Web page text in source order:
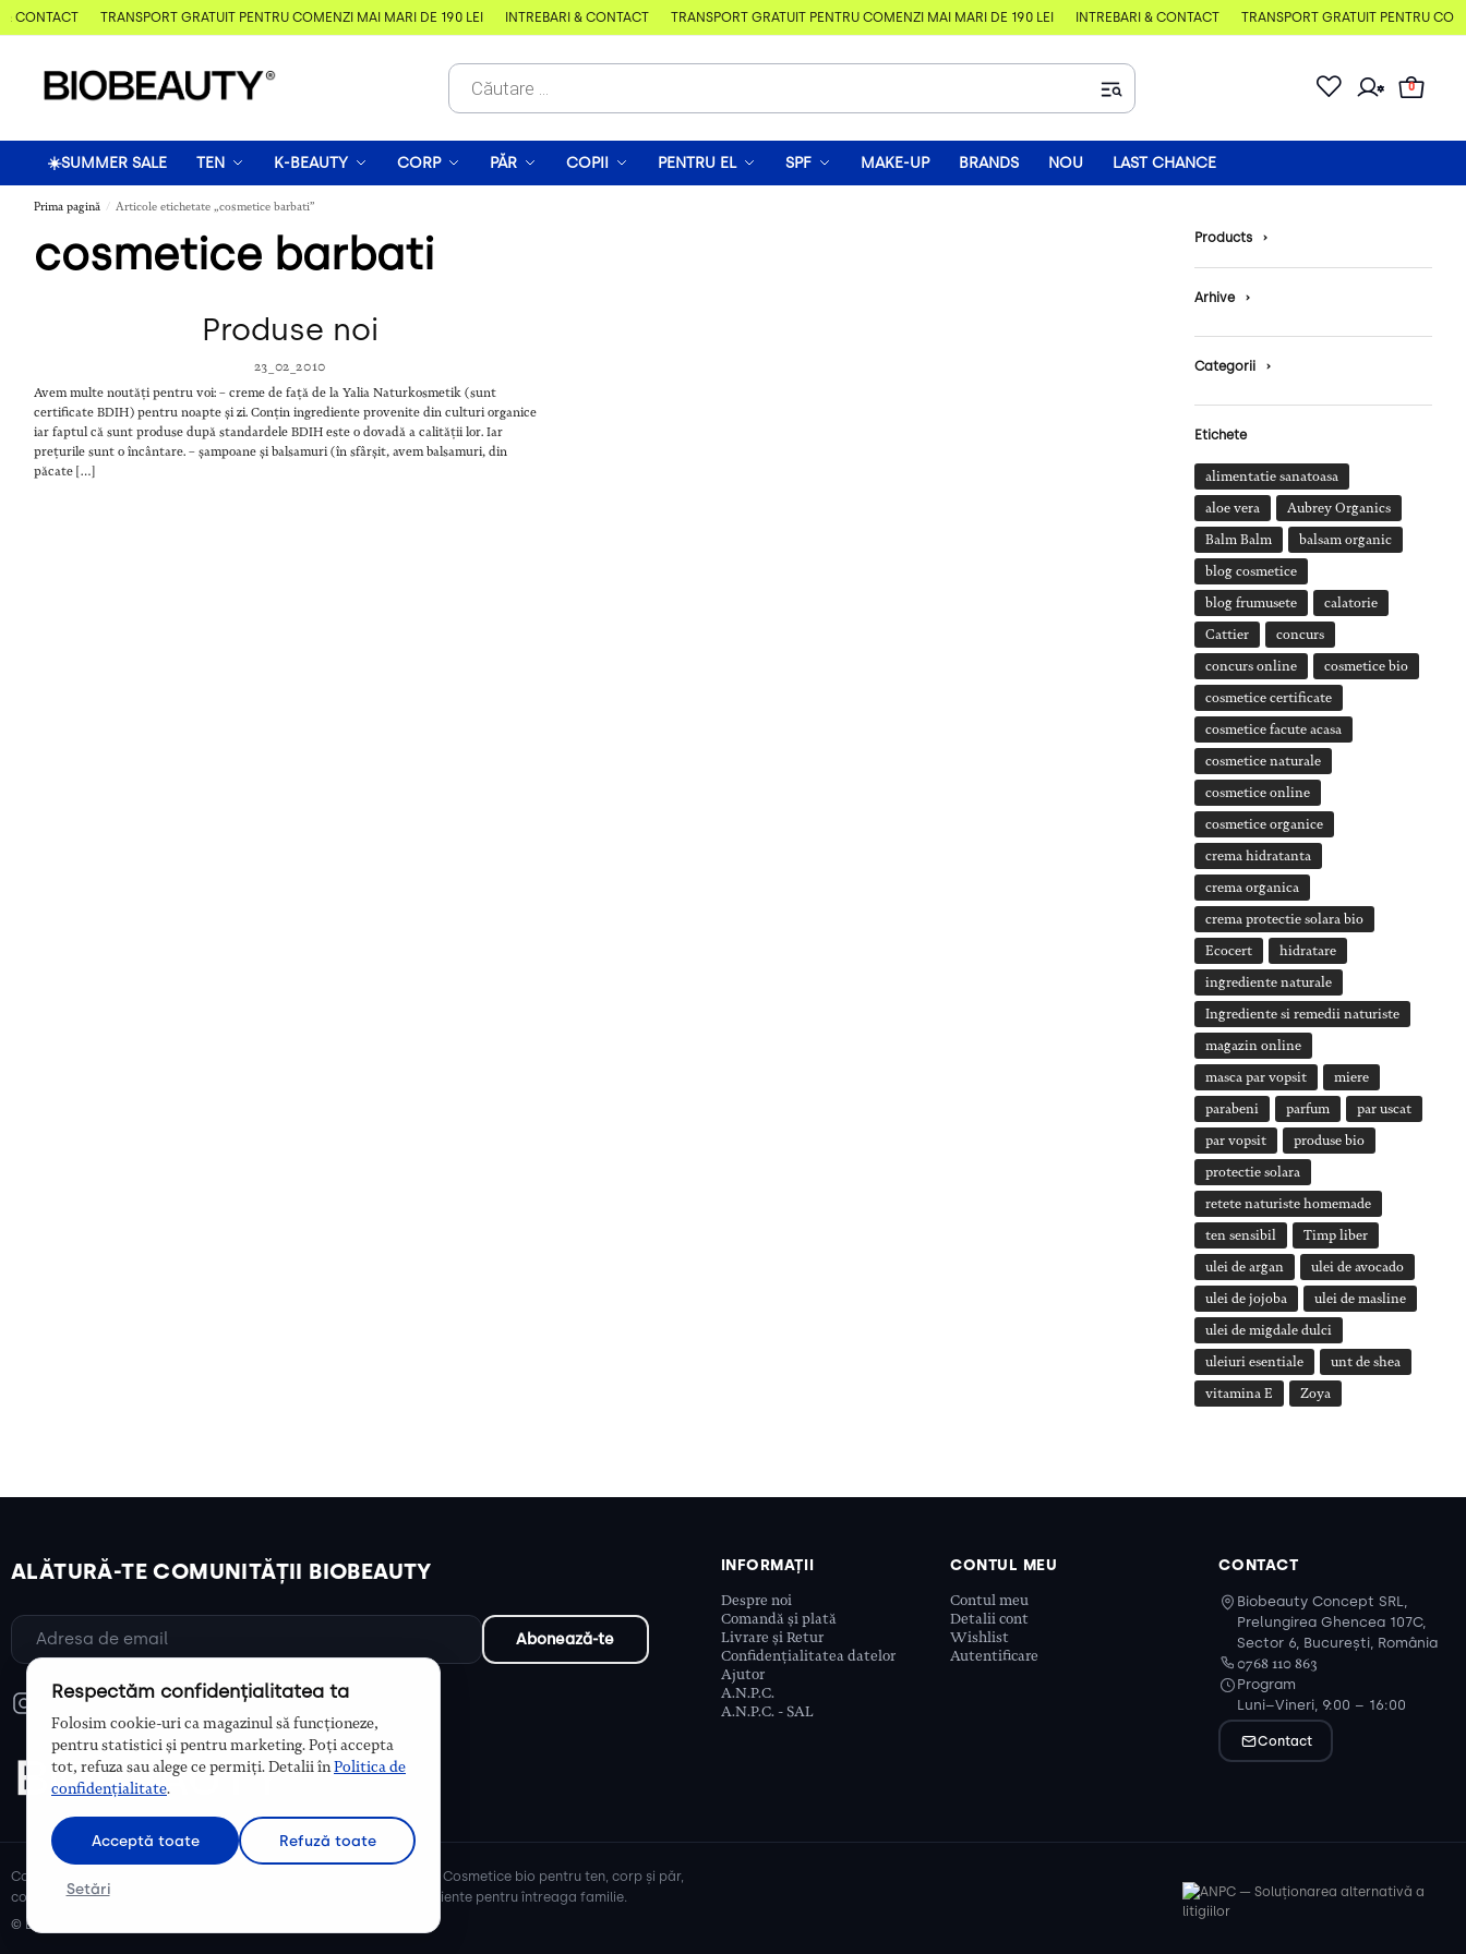
CONTACT TRANSPORT GRATUIT PENTRU COMENZI MAI MARI DE 190 LEI ÎNTREBĂRI & CONTACT TRANSPORT GRATUIT PENTRU COMENZI MAI MARI DE 190 LEI ÎNTREBĂRI & CONTACT TRANSPORT GRATUIT PENTRU
0
☀️SUMMER SALE TEN K-BEAUTY CORP PĂR COPII PENTRU EL SPF MAKE-UP BRANDS NOU LAST CHANCE
Prima pagină / Articole etichetate „cosmetice barbati”
cosmetice barbati
Produse noi
23_02_2010
Avem multe noutăți pentru voi: – creme de față de la Yalia Naturkosmetik (sunt
certificate BDIH) pentru noapte și zi. Conțin ingrediente provenite din culturi organice
iar faptul că sunt produse după standardele BDIH este o dovadă a calității lor. Iar
prețurile sunt o încântare. – șampoane și balsamuri (în sfârșit, avem balsamuri, din
păcate […]
Products ›
Arhive ›
Categorii ›
Etichete
alimentatie sanatoasa
aloe vera Aubrey Organics
Balm Balm balsam organic
blog cosmetice
blog frumusete calatorie
Cattier concurs
concurs online cosmetice bio
cosmetice certificate
cosmetice facute acasa
cosmetice naturale
cosmetice online
cosmetice organice
crema hidratanta
crema organica
crema protectie solara bio
Ecocert hidratare
ingrediente naturale
Ingrediente si remedii naturiste
magazin online
masca par vopsit miere
parabeni parfum par uscat
par vopsit produse bio
protectie solara
retete naturiste homemade
ten sensibil Timp liber
ulei de argan ulei de avocado
ulei de jojoba ulei de masline
ulei de migdale dulci
uleiuri esentiale unt de shea
vitamina E Zoya
ALĂTURĂ-TE COMUNITĂȚII BIOBEAUTY INFORMAȚII
Despre noi
Comandă și plată
Livrare și Retur
Confidențialitatea datelor
Ajutor
A.N.P.C.
A.N.P.C. - SAL
CONTUL MEU
Contul meu
Detalii cont
Wishlist
Autentificare
CONTACT
Biobeauty Concept SRL,
Prelungirea Ghencea 107C,
Sector 6, București, România
0768 110 863
Program
Luni–Vineri, 9:00 – 16:00
Contact
Cosmetice bio și naturale, ulei de argan, ulei de cocos, unt de shea. Cosmetice bio pentru ten, corp și păr,
cosmetice naturale pentru mămici și copii, cosmetice organice eficiente pentru întreaga familie.
© Biobeauty 2026. Toate drepturile rezervate.
Respectăm confidențialitatea ta
Folosim cookie-uri ca magazinul să funcționeze,
pentru statistici și pentru marketing. Poți accepta
tot, refuza sau alege ce permiți. Detalii înPolitica de
confidențialitate.
Acceptă toate Refuză toate
Setări